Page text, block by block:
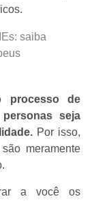
processo de
seja
Por isso,
meramente
a você os